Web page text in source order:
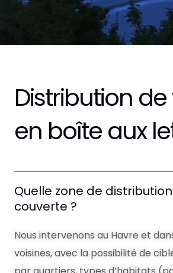
Distribution
en boîte aux
Quelle zone de
couverte ?
Nous intervenons au Havre et
voisines, avec la possibilité de